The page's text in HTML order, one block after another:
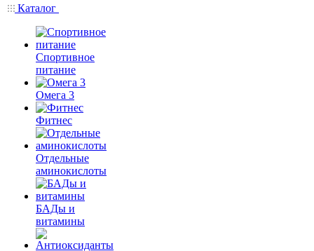
Каталог
Спортивное
питание
Омега 3
Фитнес
Отдельные
аминокислоты
БАДы и
витамины